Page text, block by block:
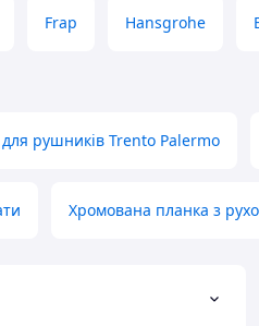
Frap Hansgrohe
рушників Trento Palermo
Хромована планка з